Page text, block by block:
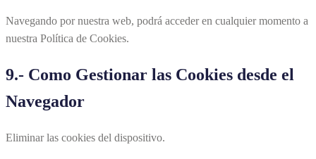
Navegando por nuestra web, podrá acceder en cualquier momento a
nuestra Política de Cookies.
9.- Como Gestionar las Cookies desde el
Navegador
Eliminar las cookies del dispositivo.